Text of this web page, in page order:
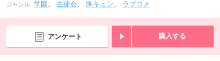
ジャンル 学園 、生徒会、 胸キュン、 ラブコメ
アンケート 購入する